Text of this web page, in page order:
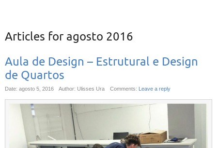
Articles for agosto 2016
Aula de Design – Estrutural e Design
de Quartos
Date: agosto 5, 2016 Author: Ulisses Ura Comments: Leave a reply